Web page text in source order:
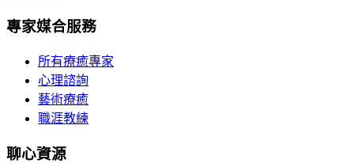
專家媒合服務
所有療癒專家
心理諮詢
藝術療癒
職涯教練
聊心資源